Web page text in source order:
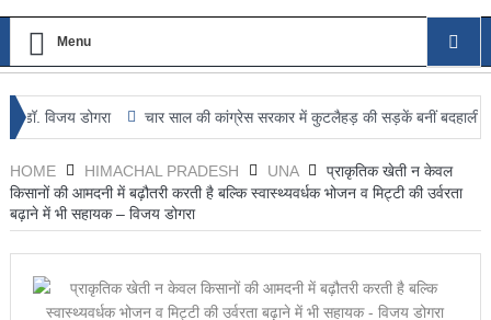
Menu
डोगरा चार साल की कांग्रेस सरकार में कुटलैहड़ की सड़कें बनीं बदहाली की मिसाल:
HOME HIMACHAL PRADESH UNA
प्राकृतिक खेती न केवल
किसानों की आमदनी में बढ़ौतरी करती है बल्कि स्वास्थ्यवर्धक भोजन व मिट्टी की उर्वरता
बढ़ाने में भी सहायक – विजय डोगरा